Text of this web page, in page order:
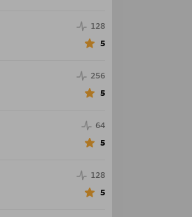
128
5
256
5
64
5
128
5